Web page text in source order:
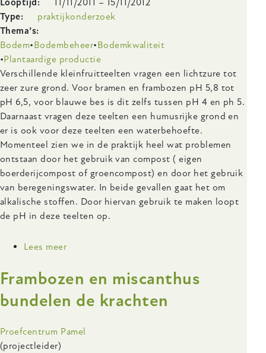
Type
praktijkonderzoek
Thema’s
Bodem Bodembeheer Bodemkwaliteit
Plantaardige productie
Body
Verschillende kleinfruitteelten vragen een lichtzure tot
zeer zure grond. Voor bramen en frambozen pH 5,8 tot
pH 6,5, voor blauwe bes is dit zelfs tussen pH 4 en ph 5.
Daarnaast vragen deze teelten een humusrijke grond en
er is ook voor deze teelten een waterbehoefte.
Momenteel zien we in de praktijk heel wat problemen
ontstaan door het gebruik van compost ( eigen
boerderijcompost of groencompost) en door het gebruik
van beregeningswater. In beide gevallen gaat het om
alkalische stoffen. Door hiervan gebruik te maken loopt
de pH in deze teelten op.
Lees meer
pH
uitvoering
farm
Frambozen en miscanthus
bundelen de krachten
Onderzoeksinstelling
Proefcentrum Pamel
(projectleider)